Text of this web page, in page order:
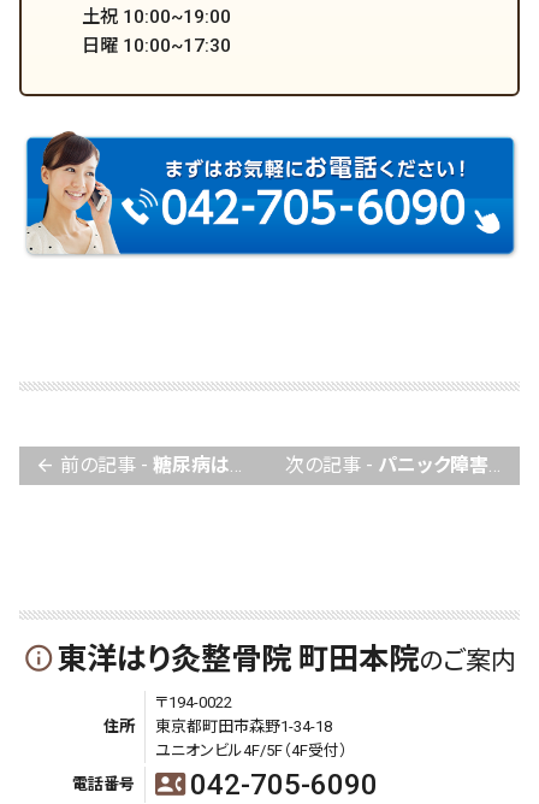
土祝 10:00~19:00
日曜 10:00~17:30
arrow_back 前の記事 - 糖尿病は東洋医学で根本改善！ 次の記事 - パニック障害の症状や発作にお悩みの方へ
info_outline東洋はり灸整骨院 町田本院のご案内
住所
〒194-0022
東京都町田市森野1-34-18
ユニオンビル4F/5F（4F受付）
電話番号
contact_phone 042-705-6090